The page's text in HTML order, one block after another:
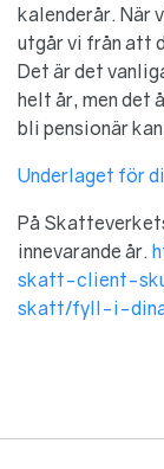
kalenderår. När
utgår vi från att
Det är det
helt år, men det
bli pensionär
Underlaget för
På
innevarande år.
skatt-client-
skatt/fyll-i-